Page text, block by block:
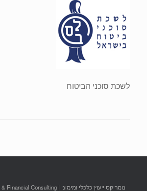
לשכת סוכני הביטוח
נומריקס ייעוץ כלכלי ומימוני | Numerics Economic & Financial Consulting